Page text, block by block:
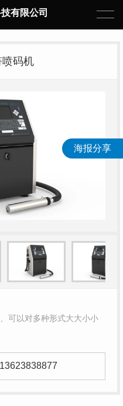
有限公司
码机
可以对多种形式大大小小
13623838877
海报分享